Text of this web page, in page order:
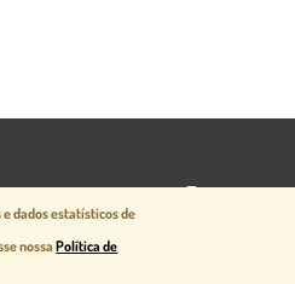
dados estatísticos de
nossaPolítica de